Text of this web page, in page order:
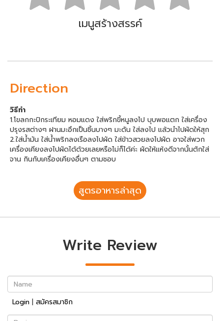
เมนูสร้างสรรค์
Direction
วิธีทำ
1.โขลกกะปิกระเทียม หอมแดง ใส่พริกขี้หนูลงไป บุบพอแตก ใส่เครื่อง
ปรุงรสต่างๆ ฝานมะอึกเป็นชิ้นบางๆ มะดัน ใส่ลงไป แล้วนำไปผัดให้สุก
2.ใส่น้ำมัน ใส่น้ำพริกลงเรือลงไปผัด ใส่ข้าวสวยลงไปผัด อาจใส่พวก
เครื่องเคียงลงไปผัดได้ด้วยเลยหรือไม่ก็ได้ค่ะ ผัดให้แห้งดีจากนั้นตักใส่
จาน กินกับเครื่องเคียงอื่นๆ ตามชอบ
สูตรอาหารล่าสุด
Write Review
Name
Login | สมัครสมาชิก
Review